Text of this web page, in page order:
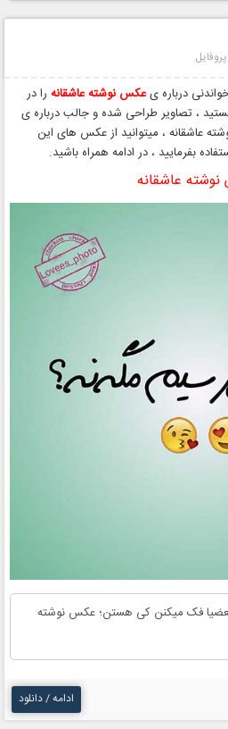
درباره یعکس نوشته عاشقانه را در
، تصاویر طراحی شده و جالب درباره ی
عاشقانه ، میتوانید از عکس های این
بفرمایید ، در ادامه همراه باشید.
عاشقانه
فک میکنن کی هستن؛ عکس نوشته
ادامه / دانلود